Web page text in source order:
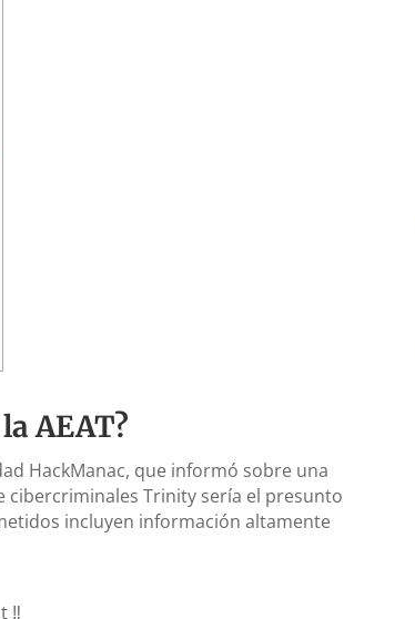
AEAT?
HackManac, que informó sobre una
cibercriminales Trinity sería el presunto
incluyen información altamente
‼️